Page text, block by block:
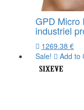
GPD Micro
industriel
1269.38 €
Sale!
Add to